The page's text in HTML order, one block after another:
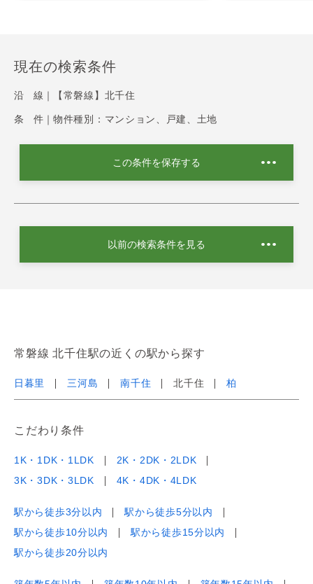
現在の検索条件
沿 線｜ 【常磐線】北千住
条 件｜ 物件種別：マンション、戸建、土地
この条件を保存する
以前の検索条件を見る
常磐線 北千住駅の近くの駅から探す
日暮里 三河島 南千住 北千住 柏
こだわり条件
1K・1DK・1LDK
2K・2DK・2LDK
3K・3DK・3LDK
4K・4DK・4LDK
駅から徒歩3分以内
駅から徒歩5分以内
駅から徒歩10分以内
駅から徒歩15分以内
駅から徒歩20分以内